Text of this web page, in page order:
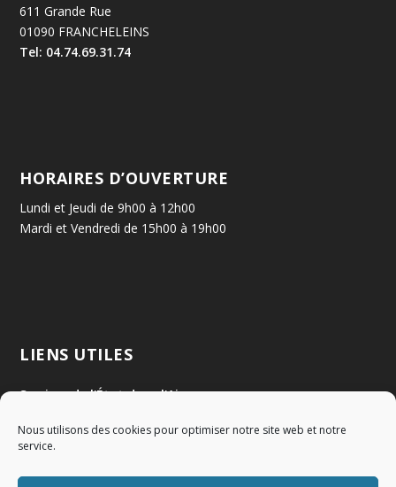
Nous utilisons des cookies pour optimiser notre site web et notre
service.
611 Grande Rue
01090 FRANCHELEINS
Tel: 04.74.69.31.74
HORAIRES D’OUVERTURE
Lundi et Jeudi de 9h00 à 12h00
Mardi et Vendredi de 15h00 à 19h00
LIENS UTILES
Services de l'État dans l'Ain
Communauté de Communes Val de Saône Centre
SMIDOM